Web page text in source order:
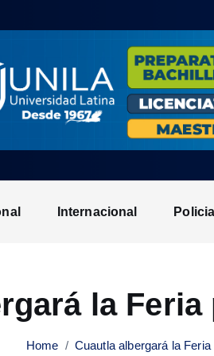
Internacional
la
Home Cuautla albergará la